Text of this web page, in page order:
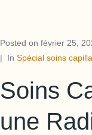
Posted on février 25,
In Spécial soins
Soins
une